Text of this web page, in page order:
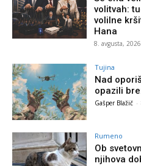
volitvah:
volilne
Hana
8. avgusta, 2026
Tujina
Nad
opazili
Gašper Blažič -
Rumeno
Ob
njihova